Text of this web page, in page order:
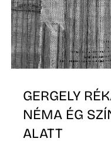
GERGELY
NÉMA ÉG
ALATT